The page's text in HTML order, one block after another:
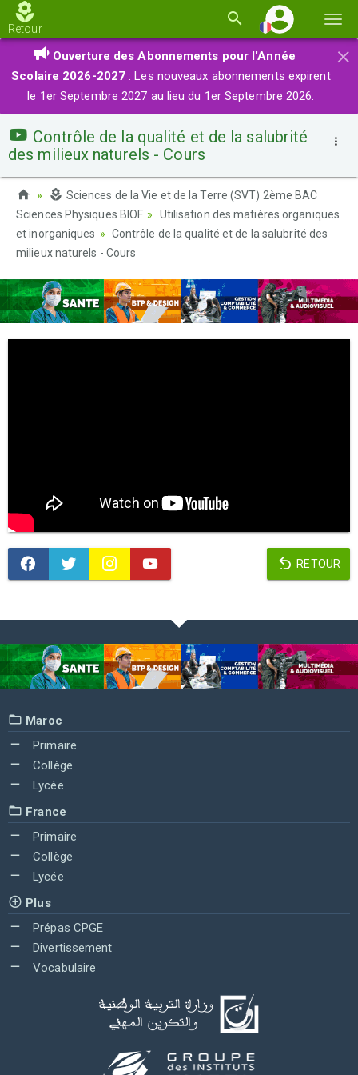
la
Retour
×
Ouverture des Abonnements pour l'Année
Scolaire 2026-2027 : Les nouveaux abonnements expirent
le 1er Septembre 2027 au lieu du 1er Septembre 2026.
Contrôle de la qualité et de la salubrité
des milieux naturels - Cours
Sciences de la Vie et de la Terre (SVT) 2ème BAC
Sciences Physiques BIOF
Utilisation des matières organiques
et inorganiques
Contrôle de la qualité et de la salubrité des
milieux naturels - Cours
RETOUR
Maroc
Primaire
Collège
Lycée
France
Primaire
Collège
Lycée
Plus
Prépas CPGE
Divertissement
Vocabulaire